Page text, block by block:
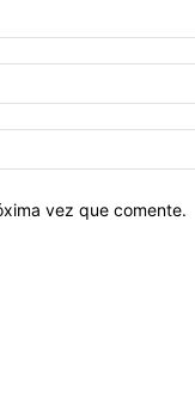
vez que comente.